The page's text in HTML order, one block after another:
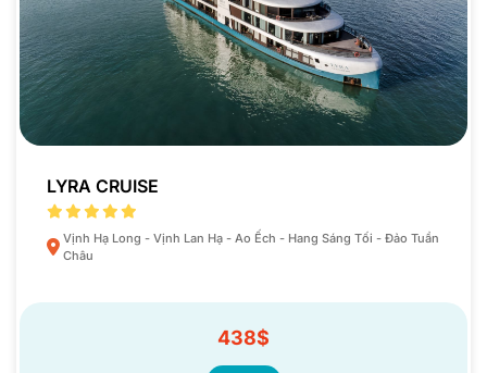
LYRA CRUISE
Vịnh Hạ Long - Vịnh Lan Hạ - Ao Ếch - Hang Sáng Tối - Đảo Tuần
Châu
438$